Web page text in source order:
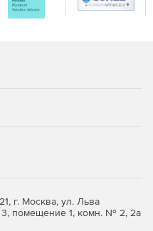
и Photos (обычно
эффективнее
настройки для
медиа,
FIPS 140-2 AES-
настройке – включает
г. Москва, ул. Льва
3, помещение 1, комн. № 2, 2а